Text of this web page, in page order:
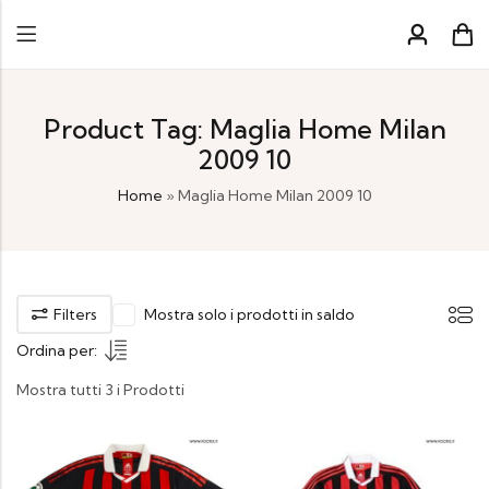
Product Tag: Maglia Home Milan
2009 10
Home » Maglia Home Milan 2009 10
Filters
Mostra solo i prodotti in saldo
Ordina per:
Mostra tutti 3 i Prodotti